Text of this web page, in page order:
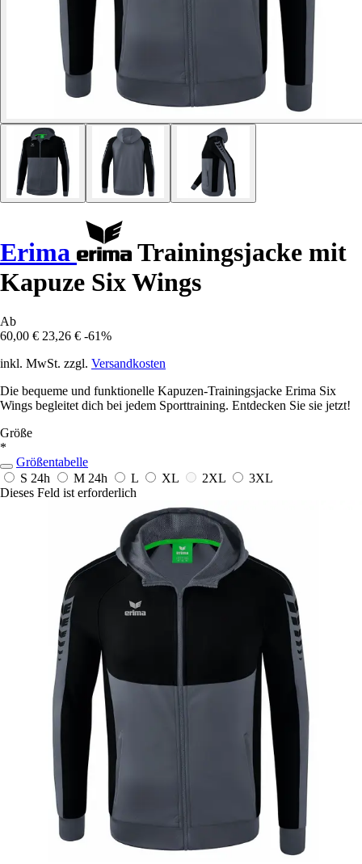
Erima
Trainingsjacke mit
Kapuze Six Wings
Ab
60,00 € 23,26 € -61%
inkl. MwSt. zzgl. Versandkosten
Die bequeme und funktionelle Kapuzen-Trainingsjacke Erima Six
Wings begleitet dich bei jedem Sporttraining. Entdecken Sie sie jetzt!
Größe
*
Größentabelle
S 24h M 24h L XL 2XL
3XL
Dieses Feld ist erforderlich